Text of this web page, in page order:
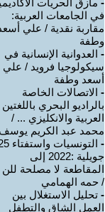
- مأزق الحريات
في الجامعات العربية:
مقاربة نقدية / علي
وطفة
- العدوانية الإنسانية في
سيكولوجيا فرويد / علي
أسعد وطفة
- الاتصالات الخاصة
بالراديو البحري باللغتين
العربية والانكليزي ... /
محمد عبد الكريم يوسف
-
التونسيات
جويلية :2022 إلى
المقاطعة لا مصلحة
/ حمه الهمامي
- تحليل الاستغلال بين
العمل الشاق والتطفل